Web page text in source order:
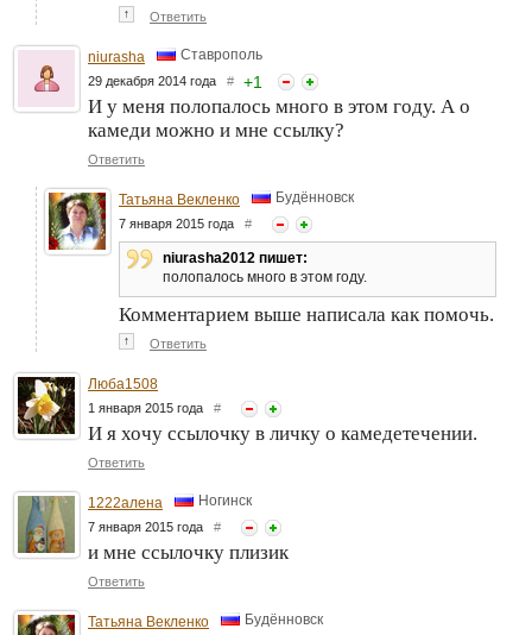
↑ Ответить
niurasha Ставрополь
29 декабря 2014 года # +1
И у меня полопалось много в этом году. А о
камеди можно и мне ссылку?
Ответить
Татьяна Векленко Будённовск
7 января 2015 года #
niurasha2012 пишет:
полопалось много в этом году.
Комментарием выше написала как помочь.
↑ Ответить
Люба1508
1 января 2015 года #
И я хочу ссылочку в личку о камедетечении.
Ответить
1222алена Ногинск
7 января 2015 года #
и мне ссылочку плизик
Ответить
Татьяна Векленко Будённовск